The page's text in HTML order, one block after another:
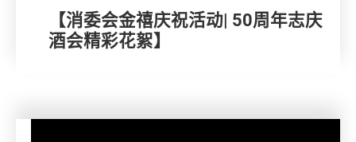
【消委会金禧庆祝活动| 50周年志庆
酒会精彩花絮】